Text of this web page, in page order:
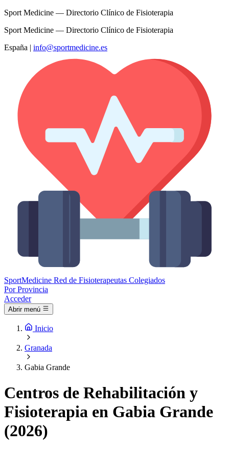
Sport Medicine — Directorio Clínico de Fisioterapia
Sport Medicine — Directorio Clínico de Fisioterapia
España | info@sportmedicine.es
SportMedicine Red de Fisioterapeutas Colegiados
Por Provincia
Acceder
Abrir menú
Inicio
Granada
Gabia Grande
Centros de Rehabilitación y
Fisioterapia en Gabia Grande
(2026)